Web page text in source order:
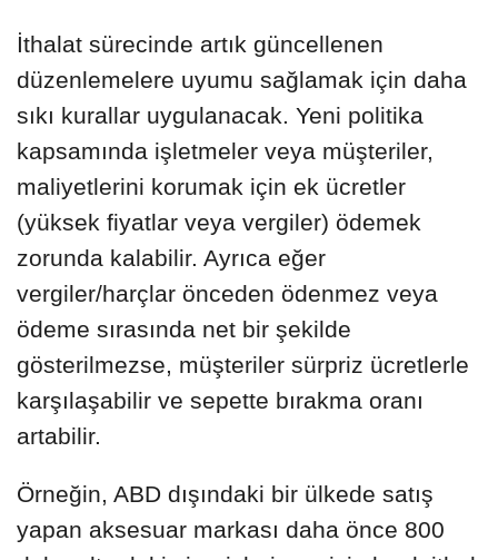
İthalat sürecinde artık güncellenen
düzenlemelere uyumu sağlamak için daha
sıkı kurallar uygulanacak. Yeni politika
kapsamında işletmeler veya müşteriler,
maliyetlerini korumak için ek ücretler
(yüksek fiyatlar veya vergiler) ödemek
zorunda kalabilir. Ayrıca eğer
vergiler/harçlar önceden ödenmez veya
ödeme sırasında net bir şekilde
gösterilmezse, müşteriler sürpriz ücretlerle
karşılaşabilir ve sepette bırakma oranı
artabilir.
Örneğin, ABD dışındaki bir ülkede satış
yapan aksesuar markası daha önce 800